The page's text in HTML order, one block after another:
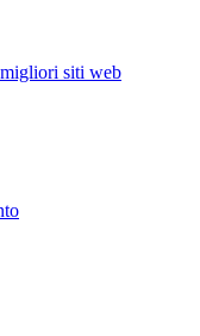
migliori siti web